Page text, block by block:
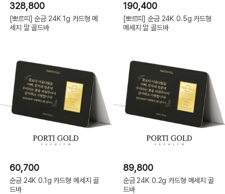
328,800
[뽀르띠] 순금 24K 1g 카드형 메
세지 말 골드바
190,400
[뽀르띠] 순금 24K 0.5g 카드형
메세지 말 골드바
60,700
순금 24K 0.1g 카드형 메세지 골
드바
89,800
순금 24K 0.2g 카드형 메세지 골
드바